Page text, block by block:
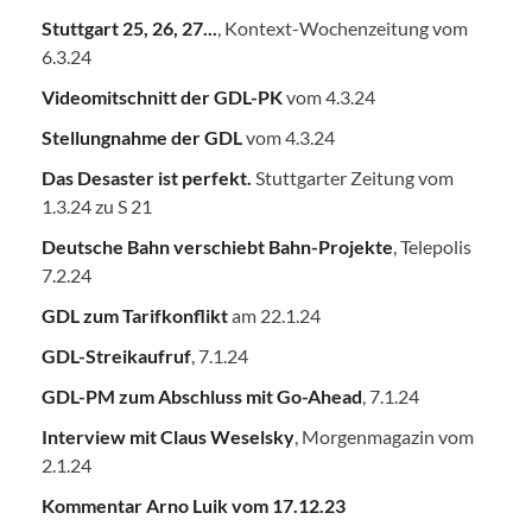
Stuttgart 25, 26, 27...
, Kontext-Wochenzeitung vom
6.3.24
Videomitschnitt der GDL-PKvom 4.3.24
Stellungnahme der GDL vom 4.3.24
Das Desaster ist perfekt. Stuttgarter Zeitung vom
1.3.24 zu S 21
Deutsche Bahn verschiebt Bahn-Projekte , Telepolis
7.2.24
GDL zum Tarifkonfliktam 22.1.24
GDL-Streikaufruf , 7.1.24
GDL-PM zum Abschluss mit Go-Ahead , 7.1.24
Interview mit Claus Weselsky , Morgenmagazin vom
2.1.24
Kommentar Arno Luik vom 17.12.23